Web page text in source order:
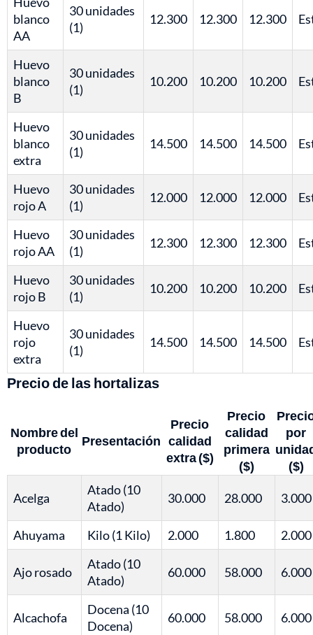
blanco
AA
30 unidades
(1)
12.300 12.300 12.300
Huevo
blanco
B
30 unidades
(1)
10.200 10.200 10.200
Huevo
blanco
extra
30 unidades
(1)
14.500 14.500 14.500
Huevo
rojo A
30 unidades
(1)
12.000 12.000 12.000
Huevo
rojo AA
30 unidades
(1)
12.300 12.300 12.300
Huevo
rojo B
30 unidades
(1)
10.200 10.200 10.200
Huevo
rojo
extra
30 unidades
(1)
14.500 14.500 14.500
Precio de las hortalizas
Nombre del
producto
Presentación
Precio
calidad
extra ($)
Precio
calidad
primera
($)
por
($)
Acelga
Atado (10
Atado)
30.000 28.000 3.000
Ahuyama Kilo (1 Kilo) 2.000 1.800 2.000
Ajo rosado
Atado (10
Atado)
60.000 58.000 6.000
Alcachofa
Docena (10
Docena)
60.000 58.000 6.000